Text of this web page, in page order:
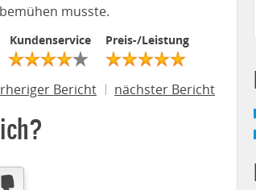
musste.
Kundenservice Preis-/Leistung
Bericht nächster Bericht